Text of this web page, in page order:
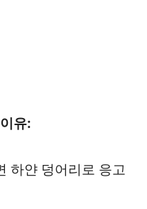
유:
하얀 덩어리로 응고